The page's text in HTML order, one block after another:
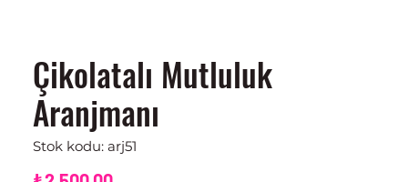
Çikolatalı Mutluluk
Aranjmanı
Stok kodu: arj51